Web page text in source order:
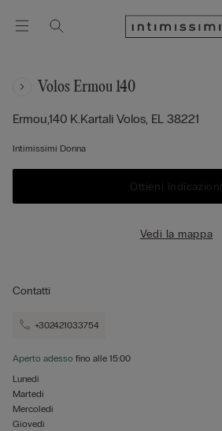
Volos Ermou 140
Ermou,140 K.kartali Volos, EL 38221
Intimissimi Donna
Ottieni indicazioni
Vedi la mappa
Contatti
+302421033754
Aperto adesso fino alle 15:00
Lunedì
Martedì
Mercoledì
Giovedì